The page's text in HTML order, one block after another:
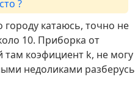
?
катаюсь, точно не
10. Приборка от
там коэфициент k, не могу
недоликами разберусь